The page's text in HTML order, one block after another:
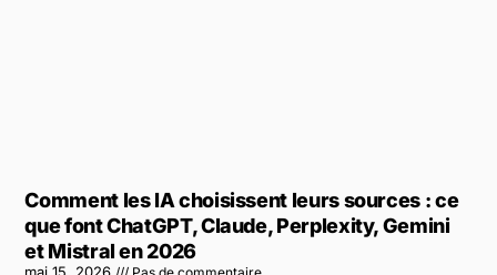
Comment les IA choisissent leurs sources : ce
que font ChatGPT, Claude, Perplexity, Gemini
et Mistral en 2026